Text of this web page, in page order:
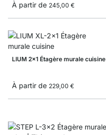
À partir de 245,00 €
LIUM 2x1 Étagère murale cuisine
À partir de 229,00 €